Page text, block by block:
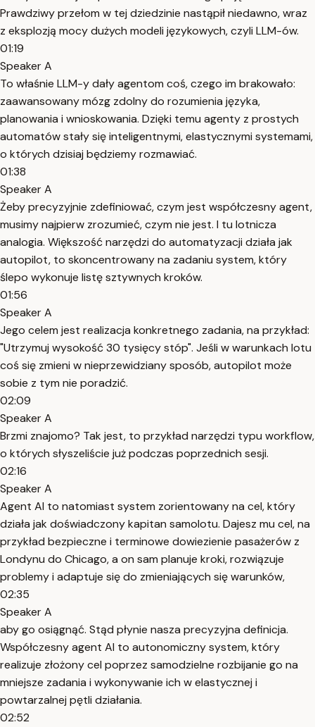
Prawdziwy przełom w tej dziedzinie nastąpił niedawno, wraz
z eksplozją mocy dużych modeli językowych, czyli LLM-ów.
01:19
Speaker A
To właśnie LLM-y dały agentom coś, czego im brakowało:
zaawansowany mózg zdolny do rozumienia języka,
planowania i wnioskowania. Dzięki temu agenty z prostych
automatów stały się inteligentnymi, elastycznymi systemami,
o których dzisiaj będziemy rozmawiać.
01:38
Speaker A
Żeby precyzyjnie zdefiniować, czym jest współczesny agent,
musimy najpierw zrozumieć, czym nie jest. I tu lotnicza
analogia. Większość narzędzi do automatyzacji działa jak
autopilot, to skoncentrowany na zadaniu system, który
ślepo wykonuje listę sztywnych kroków.
01:56
Speaker A
Jego celem jest realizacja konkretnego zadania, na przykład:
"Utrzymuj wysokość 30 tysięcy stóp". Jeśli w warunkach lotu
coś się zmieni w nieprzewidziany sposób, autopilot może
sobie z tym nie poradzić.
02:09
Speaker A
Brzmi znajomo? Tak jest, to przykład narzędzi typu workflow,
o których słyszeliście już podczas poprzednich sesji.
02:16
Speaker A
Agent AI to natomiast system zorientowany na cel, który
działa jak doświadczony kapitan samolotu. Dajesz mu cel, na
przykład bezpieczne i terminowe dowiezienie pasażerów z
Londynu do Chicago, a on sam planuje kroki, rozwiązuje
problemy i adaptuje się do zmieniających się warunków,
02:35
Speaker A
aby go osiągnąć. Stąd płynie nasza precyzyjna definicja.
Współczesny agent AI to autonomiczny system, który
realizuje złożony cel poprzez samodzielne rozbijanie go na
mniejsze zadania i wykonywanie ich w elastycznej i
powtarzalnej pętli działania.
02:52